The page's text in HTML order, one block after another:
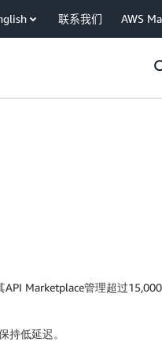
联系我们 AWS
Marketplace管理超过
持低延迟。